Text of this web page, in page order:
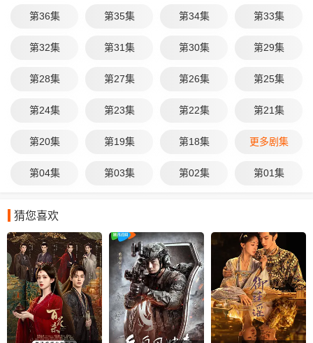
直面真相，也直面各自内心的选择……
第36集 第35集 第34集 第33集
第32集 第31集 第30集 第29集
第28集 第27集 第26集 第25集
第24集 第23集 第22集 第21集
第20集 第19集 第18集 更多剧集
第04集 第03集 第02集 第01集
猜您喜欢